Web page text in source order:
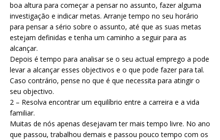
boa altura para começar a pensar no assunto, fazer alguma
investigação e indicar metas. Arranje tempo no seu horário
para pensar a sério sobre o assunto, até que as suas metas
estejam definidas e tenha um caminho a seguir para as
alcançar.
Depois é tempo para analisar se o seu actual emprego a pode
levar a alcançar esses objectivos e o que pode fazer para tal.
Caso contrário, pense no que é que necessita para atingir o
seu objectivo.
2 – Resolva encontrar um equilíbrio entre a carreira e a vida
familiar.
Muitas de nós apenas desejavam ter mais tempo livre. No ano
que passou, trabalhou demais e passou pouco tempo com os